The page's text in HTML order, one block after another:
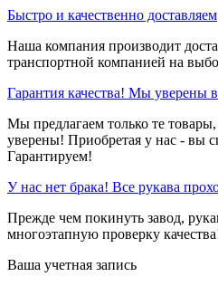
Быстро и качественно доставляем
Наша компания производит
транспортной компанией на
Гарантия качества! Мы уверены
Мы предлагаем только те
уверены! Приобретая у нас - вы
Гарантируем!
У нас нет брака! Все рукава
Прежде чем покинуть завод,
многоэтапную проверку
Ваша учетная запись